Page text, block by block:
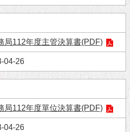
局112年度主管決算書(PDF)
04-26
局112年度單位決算書(PDF)
04-26